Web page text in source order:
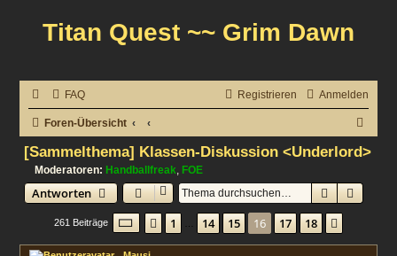
Titan Quest ~~ Grim Dawn
FAQ Anmelden
Registrieren
Foren-Übersicht
[Sammelthema] Klassen-Diskussion <Underlord>
Moderatoren: Handballfreak ,FOE
Antworten Suche
261 Beiträge Seite 16von18
Vorherige
1 14 15 16 17 18